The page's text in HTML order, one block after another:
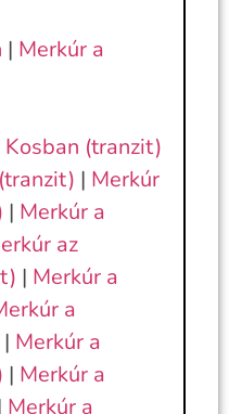
| Merkúr a
Kosban (tranzit)
| Merkúr
| Merkúr a
az
| Merkúr a
a
| Merkúr a
| Merkúr a
Merkúr a